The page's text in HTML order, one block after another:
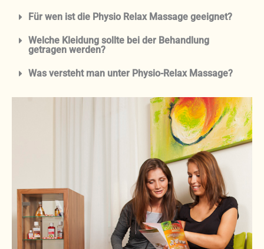
Für wen ist die Physio Relax Massage geeignet?
Welche Kleidung sollte bei der Behandlung
getragen werden?
Was versteht man unter Physio-Relax Massage?